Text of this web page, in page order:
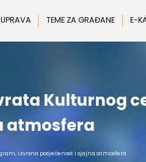
TEME ZA GRAĐANE E-
Kulturnog
atmosfera
izvrsna posjećenost i sjajna atmosfera